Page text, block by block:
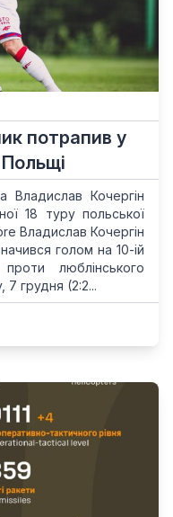
потрапив у
Владислав Кочергін
18 туру польської
Владислав Кочергін
голом на 10-ій
люблінського
7 грудня (2:2...